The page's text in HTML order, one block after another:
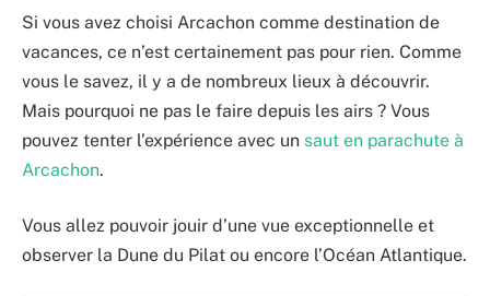
Si vous avez choisi Arcachon comme destination de
vacances, ce n’est certainement pas pour rien. Comme
vous le savez, il y a de nombreux lieux à découvrir.
Mais pourquoi ne pas le faire depuis les airs ? Vous
pouvez tenter l’expérience avec un saut en parachute à
Arcachon.
Vous allez pouvoir jouir d’une vue exceptionnelle et
observer la Dune du Pilat ou encore l’Océan Atlantique.